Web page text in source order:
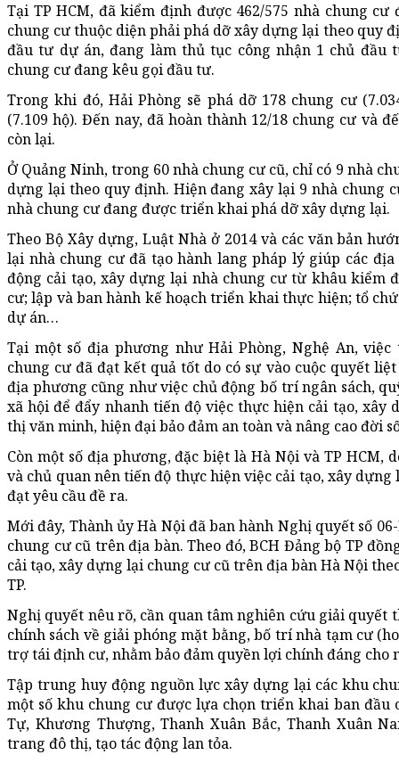
Tại TP HCM, đã kiểm định được 462/575 nhà chung
chung cư thuộc diện phải phá dỡ xây dựng lại theo quy
đầu tư dự án, đang làm thủ tục công nhận 1 chủ đầu
chung cư đang kêu gọi đầu tư.
Trong khi đó, Hải Phòng sẽ phá dỡ 178 chung cư
(7.109 hộ). Đến nay, đã hoàn thành 12/18 chung cư và
còn lại.
Ở Quảng Ninh, trong 60 nhà chung cư cũ, chỉ có 9 nhà
dựng lại theo quy định. Hiện đang xây lại 9 nhà chung
nhà chung cư đang được triển khai phá dỡ xây dựng lại.
Theo Bộ Xây dựng, Luật Nhà ở 2014 và các văn bản
lại nhà chung cư đã tạo hành lang pháp lý giúp các
động cải tạo, xây dựng lại nhà chung cư từ khâu kiểm
cư; lập và ban hành kế hoạch triển khai thực hiện; tổ
dự án…
Tại một số địa phương như Hải Phòng, Nghệ An,
chung cư đã đạt kết quả tốt do có sự vào cuộc quyết
địa phương cũng như việc chủ động bố trí ngân sách,
xã hội để đẩy nhanh tiến độ việc thực hiện cải tạo, xây
thị văn minh, hiện đại bảo đảm an toàn và nâng cao đời
Còn một số địa phương, đặc biệt là Hà Nội và TP HCM,
và chủ quan nên tiến độ thực hiện việc cải tạo, xây
đạt yêu cầu đề ra.
Mới đây, Thành ủy Hà Nội đã ban hành Nghị quyết số
chung cư cũ trên địa bàn. Theo đó, BCH Đảng bộ TP
cải tạo, xây dựng lại chung cư cũ trên địa bàn Hà Nội
TP.
Nghị quyết nêu rõ, cần quan tâm nghiên cứu giải quyết
chính sách về giải phóng mặt bằng, bố trí nhà tạm cư
trợ tái định cư, nhằm bảo đảm quyền lợi chính đáng cho
Tập trung huy động nguồn lực xây dựng lại các khu
một số khu chung cư được lựa chọn triển khai ban
Tự, Khương Thượng, Thanh Xuân Bắc, Thanh Xuân
trang đô thị, tạo tác động lan tỏa.